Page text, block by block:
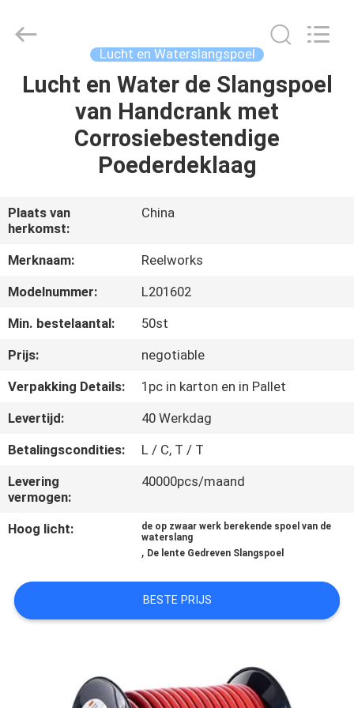
HUIS
PRODUCTEN
OVER
ONS
FABRIEKSRONDLEIDING
KWALITEITSCONTROLE
NEEM
CONTACT
ONS
OP
EEN
AANVRAGEN
Lucht en Waterslangspoel
Lucht en Water de Slangspoel
van Handcrank met
Corrosiebestendige
Poederdeklaag
Plaats van
herkomst:
China
Merknaam:
Reelworks
Modelnummer:
L201602
Min. bestelaantal:
50st
Prijs:
negotiable
Verpakking Details:
1pc in karton en in Pallet
Levertijd:
40 Werkdag
Betalingscondities:
L / C, T / T
Levering
vermogen:
40000pcs/maand
Hoog licht:
de op zwaar werk berekende spoel van de
waterslang
, De lente Gedreven Slangspoel
BESTE PRIJS